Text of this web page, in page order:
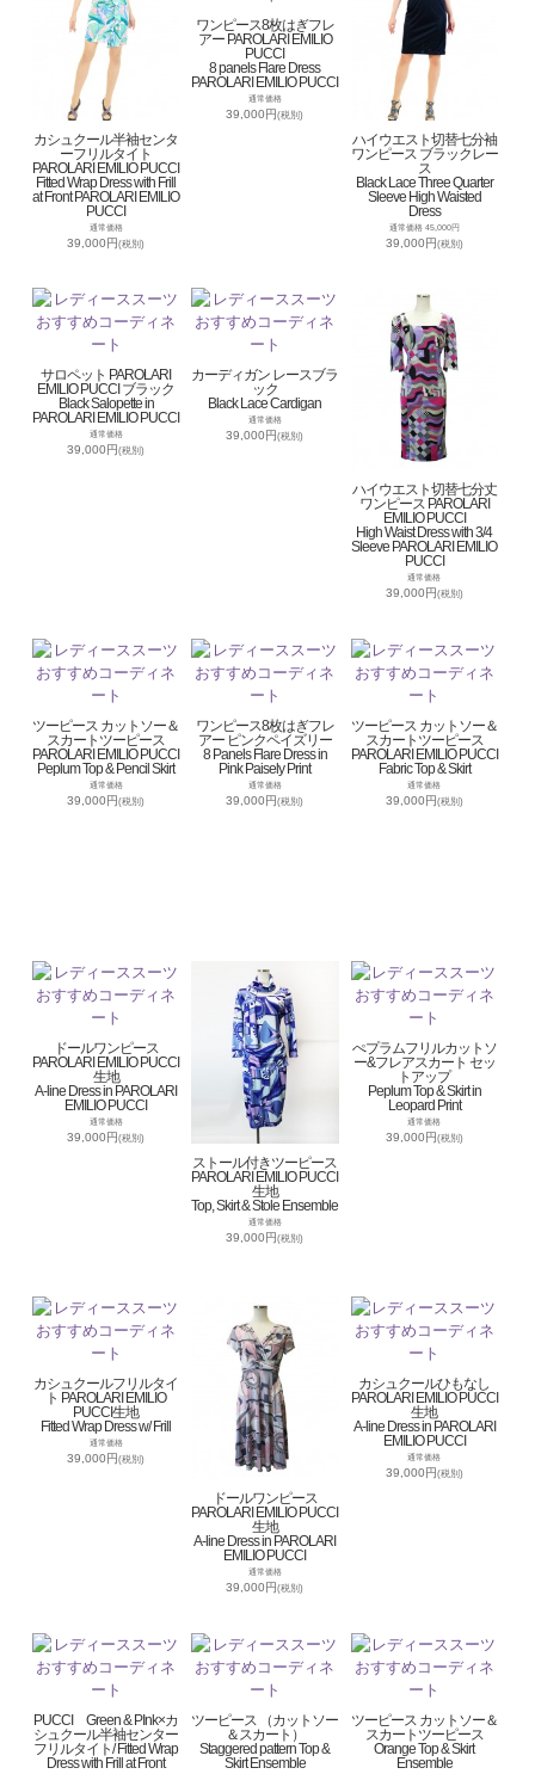
カシュクール半袖センタ
ーフリルタイト
PAROLARI EMILIO PUCCI
Fitted Wrap Dress with Frill
at Front PAROLARI EMILIO
PUCCI
通常価格
39,000円(税別)
ワンピース8枚はぎフレ
アー PAROLARI EMILIO
PUCCI
8 panels Flare Dress
PAROLARI EMILIO PUCCI
通常価格
39,000円(税別)
ハイウエスト切替七分袖
ワンピース ブラックレー
ス
Black Lace Three Quarter
Sleeve High Waisted
Dress
通常価格 45,000円
39,000円(税別)
サロペット PAROLARI
EMILIO PUCCI ブラック
Black Salopette in
PAROLARI EMILIO PUCCI
通常価格
39,000円(税別)
カーディガン レースブラ
ック
Black Lace Cardigan
通常価格
39,000円(税別)
ハイウエスト切替七分丈
ワンピース PAROLARI
EMILIO PUCCI
High Waist Dress with 3/4
Sleeve PAROLARI EMILIO
PUCCI
通常価格
39,000円 (税別)
ツーピース カットソー＆
スカートツーピース
PAROLARI EMILIO PUCCI
Peplum Top & Pencil Skirt
通常価格
39,000円(税別)
ワンピース8枚はぎフレ
アー ピンクペイズリー
8 Panels Flare Dress in
Pink Paisely Print
通常価格
39,000円(税別)
ツーピース カットソー＆
スカートツーピース
PAROLARI EMILIO PUCCI
Fabric Top & Skirt
通常価格
39,000円(税別)
ドールワンピース
PAROLARI EMILIO PUCCI
生地
A-line Dress in PAROLARI
EMILIO PUCCI
通常価格
39,000円(税別)
ストール付きツーピース
PAROLARI EMILIO PUCCI
生地
Top, Skirt & Stole Ensemble
通常価格
39,000円(税別)
ぺプラムフリルカットソ
ー&フレアスカート セッ
トアップ
Peplum Top & Skirt in
Leopard Print
通常価格
39,000円(税別)
カシュクールフリルタイ
ト PAROLARI EMILIO
PUCCI生地
Fitted Wrap Dress w/ Frill
通常価格
39,000円(税別)
ドールワンピース
PAROLARI EMILIO PUCCI
生地
A-line Dress in PAROLARI
EMILIO PUCCI
通常価格
39,000円(税別)
カシュクールひもなし
PAROLARI EMILIO PUCCI
生地
A-line Dress in PAROLARI
EMILIO PUCCI
通常価格
39,000円(税別)
PUCCI Green & PInk×カ
シュクール半袖センター
フリルタイト/ Fitted Wrap
Dress with Frill at Front
ツーピース （カットソー
＆スカート）
Staggered pattern Top &
Skirt Ensemble
ツーピース カットソー＆
スカートツーピース
Orange Top & Skirt
Ensemble